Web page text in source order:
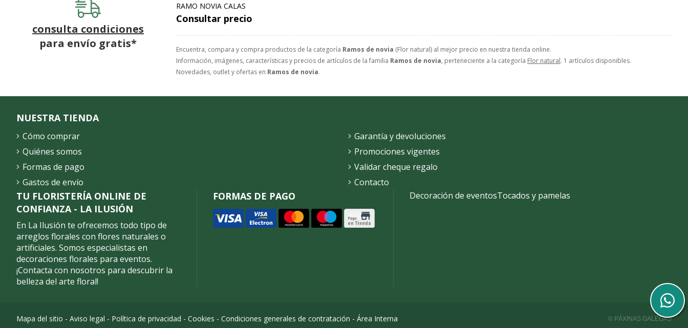
Encuentra, compara y compra productos de la categoría Ramos de novia (Flor natural) al mejor precio en nuestra tienda online.
Información, imágenes, características y precios de artículos de la familia Ramos de novia, perteneciente a la categoría Flor natural. 1 artículos disponibles.
Novedades, outlet y ofertas en Ramos de novia.
RAMO NOVIA CALAS
Consultar precio
consulta condiciones
para envío gratis*
TU FLORISTERÍA ONLINE DE
CONFIANZA - LA ILUSIÓN
En La Ilusión te ofrecemos todo tipo de
arreglos florales con flores naturales o
artificiales. Somos especialistas en
decoraciones florales para eventos.
¡Contacta con nosotros para descubrir la
belleza del arte floral!
FORMAS DE PAGO
NUESTRA TIENDA
Cómo comprar
Quiénes somos
Formas de pago
Gastos de envío
Garantía y devoluciones
Promociones vigentes
Validar cheque regalo
Contacto
Decoración de eventosTocados y pamelas
Mapa del sitio - Aviso legal - Política de privacidad - Cookies - Condiciones generales de contratación - Área Interna © PÁXINAS GALEGAS